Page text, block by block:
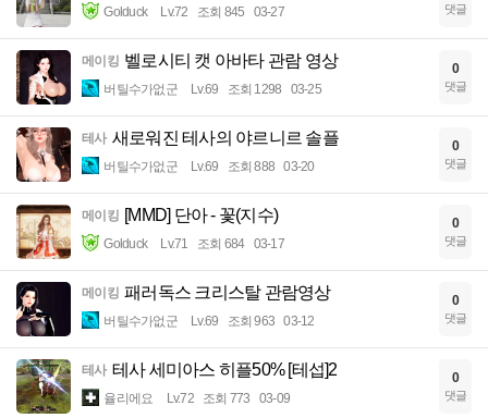
Golduck Lv.72 조회 845 03-27 댓글
메이킹 벨로시티 캣 아바타 관람 영상
버틸수가없군 Lv.69 조회 1298 03-25
0
댓글
테사 새로워진 테사의 야르니르 솔플
버틸수가없군 Lv.69 조회 888 03-20
0
댓글
메이킹 [MMD] 단아 - 꽃(지수)
Golduck Lv.71 조회 684 03-17
0
댓글
메이킹 패러독스 크리스탈 관람영상
버틸수가없군 Lv.69 조회 963 03-12
0
댓글
테사 테사 세미아스 히플50% [테섭]2
율리에요 Lv.72 조회 773 03-09
0
댓글